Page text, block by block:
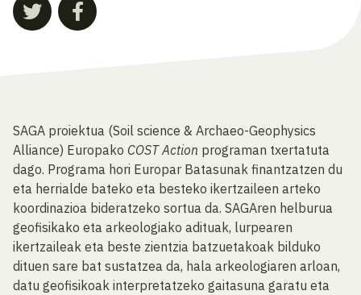
SAGA proiektua (Soil science & Archaeo-Geophysics
Alliance) Europako COST Action programan txertatuta
dago. Programa hori Europar Batasunak finantzatzen du
eta herrialde bateko eta besteko ikertzaileen arteko
koordinazioa bideratzeko sortua da. SAGAren helburua
geofisikako eta arkeologiako adituak, lurpearen
ikertzaileak eta beste zientzia batzuetakoak bilduko
dituen sare bat sustatzea da, hala arkeologiaren arloan,
datu geofisikoak interpretatzeko gaitasuna garatu eta